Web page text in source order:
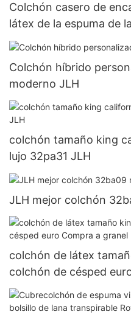
Colchón casero de
látex de la espuma de
colchón gigante del
Colchón híbrido
moderno JLH
colchón tamaño king
lujo 32pa31 JLH
JLH mejor colchón
colchón de látex
colchón de césped